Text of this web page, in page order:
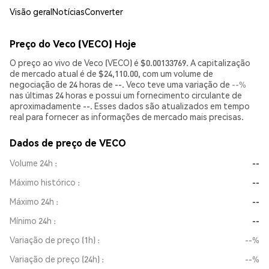
Visão geralNotíciasConverter
Preço do Veco (VECO) Hoje
O preço ao vivo de Veco (VECO) é $0.00133769. A capitalização
de mercado atual é de $24,110.00, com um volume de
negociação de 24 horas de --. Veco teve uma variação de --%
nas últimas 24 horas e possui um fornecimento circulante de
aproximadamente --. Esses dados são atualizados em tempo
real para fornecer as informações de mercado mais precisas.
Dados de preço de VECO
Volume 24h
--
Máximo histórico
--
Máximo 24h
--
Mínimo 24h
--
Variação de preço (1h)
--%
Variação de preço (24h)
--%